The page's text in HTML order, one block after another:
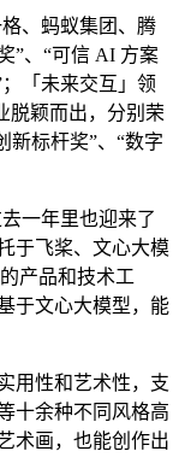
、蚂蚁集团、腾
”、“可信 AI 方案
「未来交互」领
脱颖而出，分别荣
新标杆奖”、“数字
一年里也迎来了
于飞桨、文心大模
产品和技术工
于文心大模型，能
性和艺术性，支
十余种不同风格高
术画，也能创作出